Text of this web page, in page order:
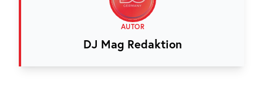
AUTOR
DJ Mag Redaktion